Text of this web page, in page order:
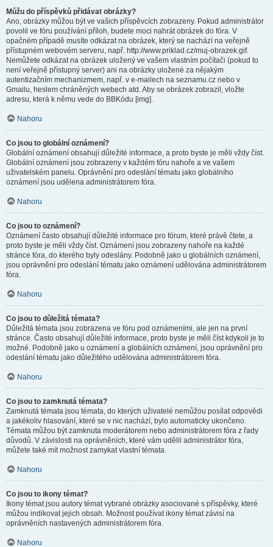
Můžu do příspěvků přidávat obrázky?
Ano, obrázky můžou být ve vašich příspěvcích zobrazeny. Pokud administrátor
povolil ve fóru používání příloh, budete moci nahrát obrázek do fóra. V
opačném případě musíte odkázat na obrázek, který se nachází na veřejně
přístupném webovém serveru, např. http://www.priklad.cz/muj-obrazek.gif.
Nemůžete odkázat na obrázek uložený ve vašem vlastním počítači (pokud to
není veřejně přístupný server) ani na obrázky uložené za nějakým
autentizačním mechanizmem, např. v e-mailech na seznamu.cz nebo v
Gmailu, heslem chráněných webech atd. Aby se obrázek zobrazil, vložte
adresu, která k němu vede do BBKódu [img].
Nahoru
Co jsou to globální oznámení?
Globální oznámení obsahují důležité informace, a proto byste je měli vždy číst.
Globální oznámení jsou zobrazeny v každém fóru nahoře a ve vašem
uživatelském panelu. Oprávnění pro odeslání tématu jako globálního
oznámení jsou udělena administrátorem fóra.
Nahoru
Co jsou to oznámení?
Oznámení často obsahují důležité informace pro fórum, které právě čtete, a
proto byste je měli vždy číst. Oznámení jsou zobrazeny nahoře na každé
stránce fóra, do kterého byly odeslány. Podobně jako u globálních oznámení,
jsou oprávnění pro odeslání tématu jako oznámení udělována administrátorem
fóra.
Nahoru
Co jsou to důležitá témata?
Důležitá témata jsou zobrazena ve fóru pod oznámeními, ale jen na první
stránce. Často obsahují důležité informace, proto byste je měli číst kdykoli je to
možné. Podobně jako u oznámení a globálních oznámení, jsou oprávnění pro
odeslání tématu jako důležitého udělována administrátorem fóra.
Nahoru
Co jsou to zamknutá témata?
Zamknutá témata jsou témata, do kterých uživatelé nemůžou posílat odpovědi
a jakékoliv hlasování, které se v nic nachází, bylo automaticky ukončeno.
Témata můžou být zamknuta moderátorem nebo administrátorem fóra z řady
důvodů. V závislosti na oprávněních, které vám udělil administrátor fóra,
můžete také mít možnost zamykat vlastní témata.
Nahoru
Co jsou to ikony témat?
Ikony témat jsou autory témat vybrané obrázky asociované s příspěvky, které
můžou indikovat jejich obsah. Možnost používat ikony témat závisí na
oprávněních nastavených administrátorem fóra.
Nahoru